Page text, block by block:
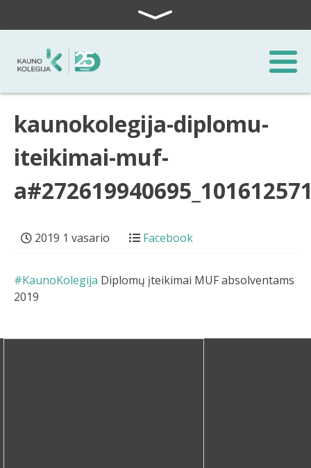
kaunokolegija-diplomu-
iteikimai-muf-
2019 1 vasario Facebook
#KaunoKolegija Diplomų įteikimai MUF absolventams
2019